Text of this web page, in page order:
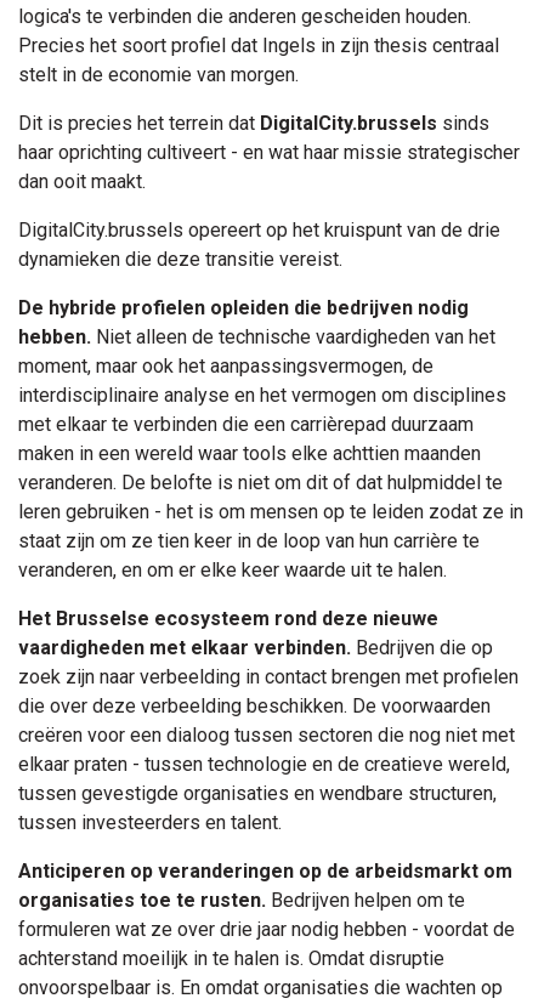
logica's te verbinden die anderen gescheiden houden.
Precies het soort profiel dat Ingels in zijn thesis centraal
stelt in de economie van morgen.
Dit is precies het terrein dat DigitalCity.brussels sinds
haar oprichting cultiveert - en wat haar missie strategischer
dan ooit maakt.
DigitalCity.brussels opereert op het kruispunt van de drie
dynamieken die deze transitie vereist.
De hybride profielen opleiden die bedrijven nodig
hebben. Niet alleen de technische vaardigheden van het
moment, maar ook het aanpassingsvermogen, de
interdisciplinaire analyse en het vermogen om disciplines
met elkaar te verbinden die een carrièrepad duurzaam
maken in een wereld waar tools elke achttien maanden
veranderen. De belofte is niet om dit of dat hulpmiddel te
leren gebruiken - het is om mensen op te leiden zodat ze in
staat zijn om ze tien keer in de loop van hun carrière te
veranderen, en om er elke keer waarde uit te halen.
Het Brusselse ecosysteem rond deze nieuwe
vaardigheden met elkaar verbinden. Bedrijven die op
zoek zijn naar verbeelding in contact brengen met profielen
die over deze verbeelding beschikken. De voorwaarden
creëren voor een dialoog tussen sectoren die nog niet met
elkaar praten - tussen technologie en de creatieve wereld,
tussen gevestigde organisaties en wendbare structuren,
tussen investeerders en talent.
Anticiperen op veranderingen op de arbeidsmarkt om
organisaties toe te rusten. Bedrijven helpen om te
formuleren wat ze over drie jaar nodig hebben - voordat de
achterstand moeilijk in te halen is. Omdat disruptie
onvoorspelbaar is. En omdat organisaties die wachten op